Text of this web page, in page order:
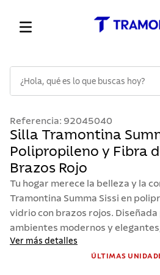
Referencia: 92045040
Silla Tramontina
Polipropileno y Fibra
Brazos Rojo
Tu hogar merece la belleza y la
Tramontina Summa Sissi en
vidrio con brazos rojos.
ambientes modernos y
Ver más detalles
ÚLTIMAS
1.
cuchillos
2.
cubiertos
3.
sarten
lavaplatos
5.
ollas
acero inoxidable